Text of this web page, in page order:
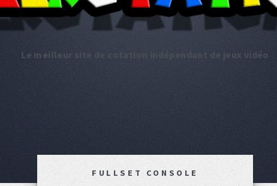
Le meilleur site de cotation indépendant de jeux vidéo
FULLSET CONSOLE